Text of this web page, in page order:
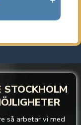
STOCKHOLM
så arbetar vi med